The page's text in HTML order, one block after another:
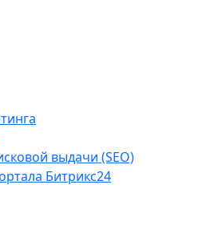
выдачи (SEO)
Битрикс24